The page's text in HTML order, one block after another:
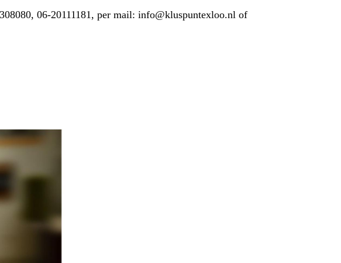
06-20111181, per mail: info@kluspuntexloo.nl of